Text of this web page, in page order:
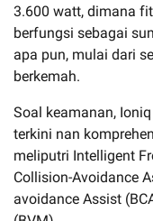
3.600 watt, dimana
berfungsi sebagai
apa pun, mulai dari
berkemah.
Soal keamanan,
terkini nan
meliputri Intelligent
Collision-Avoidance
avoidance Assist